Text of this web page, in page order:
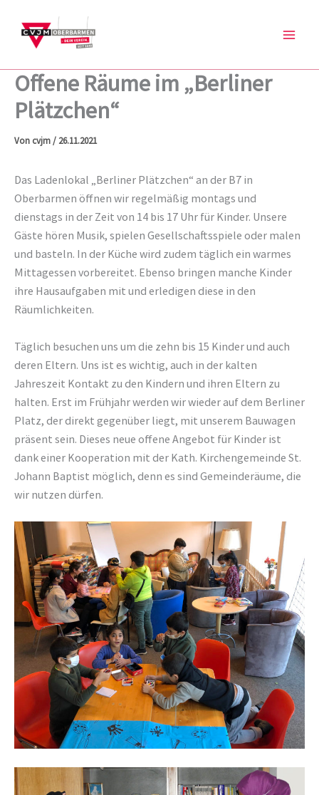
Inhalt
springen
Offene Räume im „Berliner
Plätzchen“
Von cvjm/26.11.2021
Das Ladenlokal „Berliner Plätzchen“ an der B7 in
Oberbarmen öffnen wir regelmäßig montags und
dienstags in der Zeit von 14 bis 17 Uhr für Kinder. Unsere
Gäste hören Musik, spielen Gesellschaftsspiele oder malen
und basteln. In der Küche wird zudem täglich ein warmes
Mittagessen vorbereitet. Ebenso bringen manche Kinder
ihre Hausaufgaben mit und erledigen diese in den
Räumlichkeiten.
Täglich besuchen uns um die zehn bis 15 Kinder und auch
deren Eltern. Uns ist es wichtig, auch in der kalten
Jahreszeit Kontakt zu den Kindern und ihren Eltern zu
halten. Erst im Frühjahr werden wir wieder auf dem Berliner
Platz, der direkt gegenüber liegt, mit unserem Bauwagen
präsent sein. Dieses neue offene Angebot für Kinder ist
dank einer Kooperation mit der Kath. Kirchengemeinde St.
Johann Baptist möglich, denn es sind Gemeinderäume, die
wir nutzen dürfen.